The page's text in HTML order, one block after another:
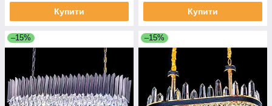
Купити Купити
–15% –15%